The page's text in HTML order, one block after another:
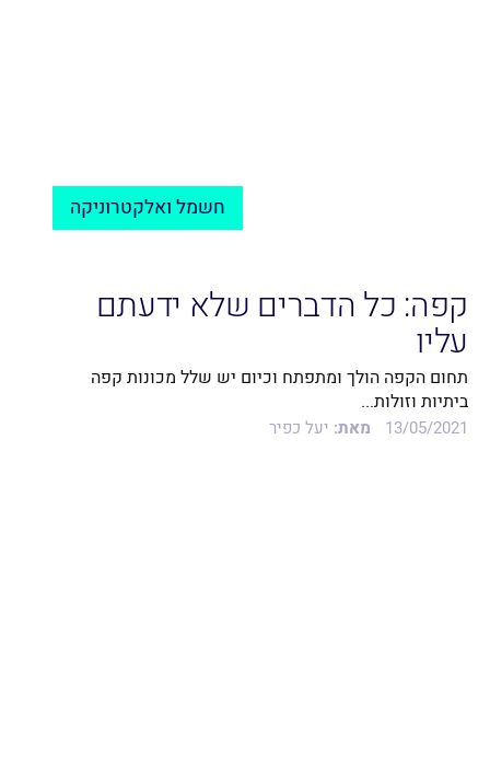
חשמל ואלקטרוניקה
קפה: כל הדברים שלא ידעתם
עליו
תחום הקפה הולך ומתפתח וכיום יש שלל מכונות קפה
ביתיות וזולות...
13/05/2021 מאת: יעל כפיר